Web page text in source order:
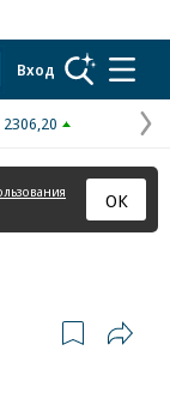
Вход
2306,20
ОК